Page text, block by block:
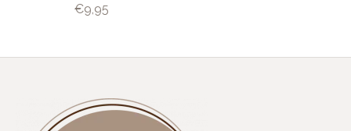
€9,95